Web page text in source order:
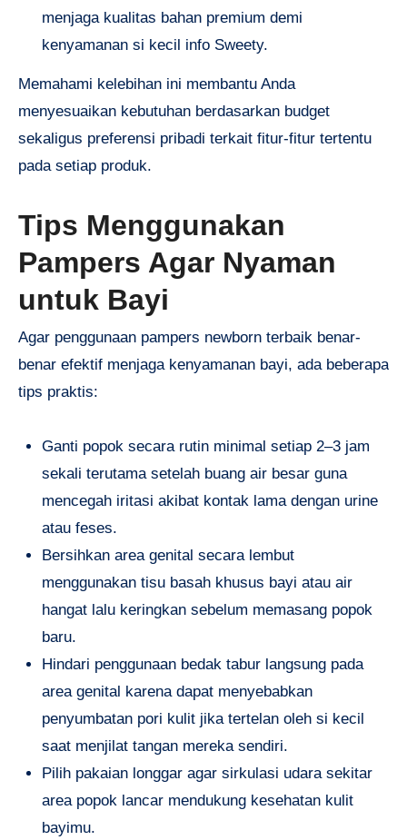
menjaga kualitas bahan premium demi
kenyamanan si kecil info Sweety.
Memahami kelebihan ini membantu Anda
menyesuaikan kebutuhan berdasarkan budget
sekaligus preferensi pribadi terkait fitur-fitur tertentu
pada setiap produk.
Tips Menggunakan
Pampers Agar Nyaman
untuk Bayi
Agar penggunaan pampers newborn terbaik benar-
benar efektif menjaga kenyamanan bayi, ada beberapa
tips praktis:
Ganti popok secara rutin minimal setiap 2–3 jam
sekali terutama setelah buang air besar guna
mencegah iritasi akibat kontak lama dengan urine
atau feses.
Bersihkan area genital secara lembut
menggunakan tisu basah khusus bayi atau air
hangat lalu keringkan sebelum memasang popok
baru.
Hindari penggunaan bedak tabur langsung pada
area genital karena dapat menyebabkan
penyumbatan pori kulit jika tertelan oleh si kecil
saat menjilat tangan mereka sendiri.
Pilih pakaian longgar agar sirkulasi udara sekitar
area popok lancar mendukung kesehatan kulit
bayimu.